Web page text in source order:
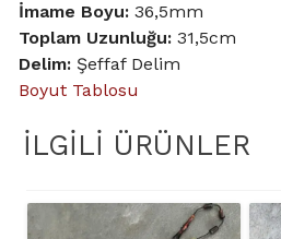
İmame Boyu: 36,5mm
Toplam Uzunluğu: 31,5cm
Delim: Şeffaf Delim
Boyut Tablosu
İLGILI ÜRÜNLER